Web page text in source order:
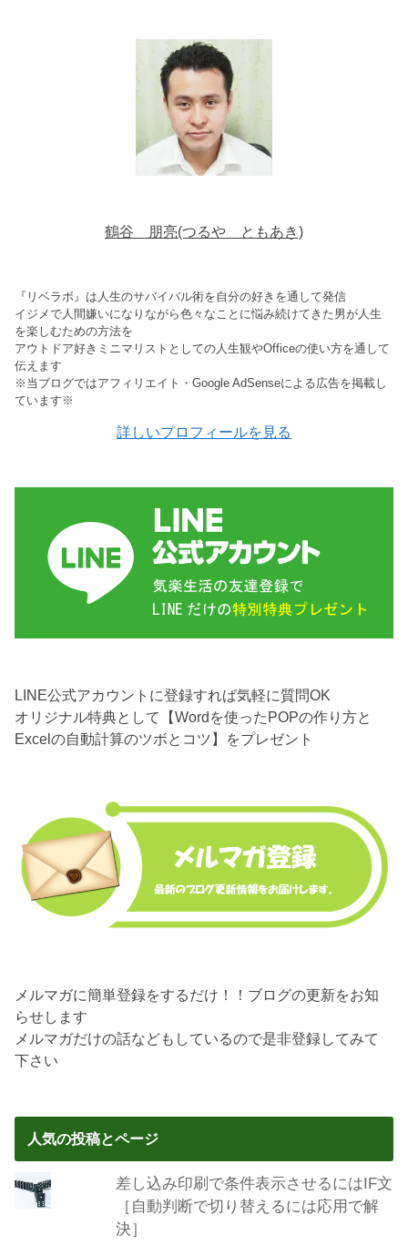
鶴谷 朋亮(つるや ともあき)
『リベラボ』は人生のサバイバル術を自分の好きを通して発信
イジメで人間嫌いになりながら色々なことに悩み続けてきた男が人生
を楽しむための方法を
アウトドア好きミニマリストとしての人生観やOfficeの使い方を通して
伝えます
※当ブログではアフィリエイト・Google AdSenseによる広告を掲載し
ています※
詳しいプロフィールを見る
LINE公式アカウントに登録すれば気軽に質問OK
オリジナル特典として【Wordを使ったPOPの作り方と
Excelの自動計算のツボとコツ】をプレゼント
メルマガに簡単登録をするだけ！！ブログの更新をお知
らせします
メルマガだけの話などもしているので是非登録してみて
下さい
人気の投稿とページ
差し込み印刷で条件表示させるにはIF文
［自動判断で切り替えるには応用で解
決］